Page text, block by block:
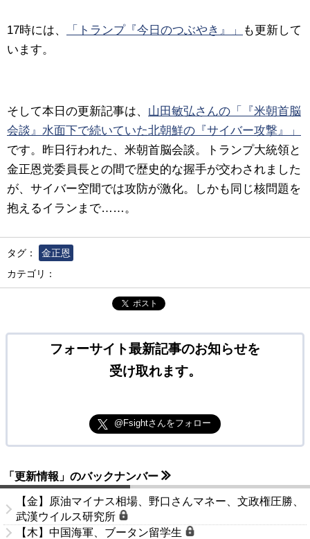
17時には、 「トランプ『今日のつぶやき』」
も更新して
います。
そして本日の更新記事は、 山田敏弘さんの「『米朝首脳
会談』水面下で続いていた北朝鮮の『サイバー攻撃』」
です。昨日行われた、米朝首脳会談。トランプ大統領と
金正恩党委員長との間で歴史的な握手が交わされました
が、サイバー空間では攻防が激化。しかも同じ核問題を
抱えるイランまで……。
タグ：
金正恩
カテゴリ：
ポスト
フォーサイト最新記事のお知らせを
受け取れます。
@Fsightさんをフォロー
「更新情報」のバックナンバー
【金】原油マイナス相場、野口さんマネー、文政権圧勝、
武漢ウイルス研究所
【木】中国海軍、ブータン留学生